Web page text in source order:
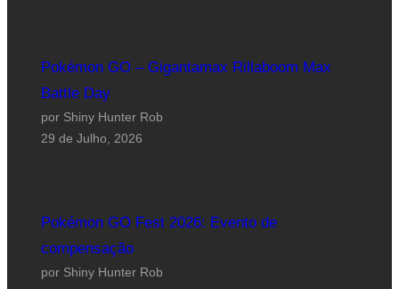
Pokémon GO – Gigantamax Rillaboom Max
Battle Day
por Shiny Hunter Rob
29 de Julho, 2026
Pokémon GO Fest 2026: Evento de
compensação
por Shiny Hunter Rob